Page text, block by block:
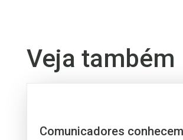
Veja também
Comunicadores